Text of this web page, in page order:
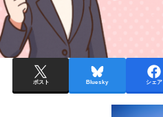
ポスト Bluesky シェア